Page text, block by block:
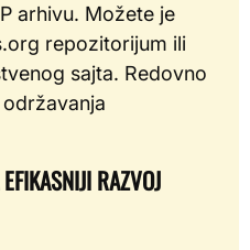
arhivu. Možete je
repozitorijum ili
sajta. Redovno
RAZVOJ